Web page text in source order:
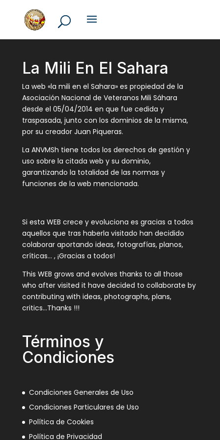
La Mili En El Sahara
La web «la mili en el Sahara» es propiedad de la
Asociación Nacional de Veteranos Mili Sáhara
desde el 05/04/2014 en que fue cedida y
traspasada, junto con los dominios de la misma,
por su creador Juan Piqueras.
La ANVMSh tiene todos los derechos de gestión y
uso sobre la citada web y su dominio,
garantizando la totalidad de las normas y
funciones de la web mencionada.
Si esta WEB crece y evoluciona es gracias a todos
aquellos que tras haberla visitado han decidido
colaborar aportando ideas, fotografías, planos,
críticas… , ¡Gracias a todos!
This WEB grows and evolves thanks to all those
who after visited it have decided to collaborate by
contributing with ideas, photographs, plans,
critics…Thanks !!!
Términos y
Condiciones
Condiciones Generales de Uso
Condiciones Particulares de Uso
Política de Cookies
Política de Privacidad